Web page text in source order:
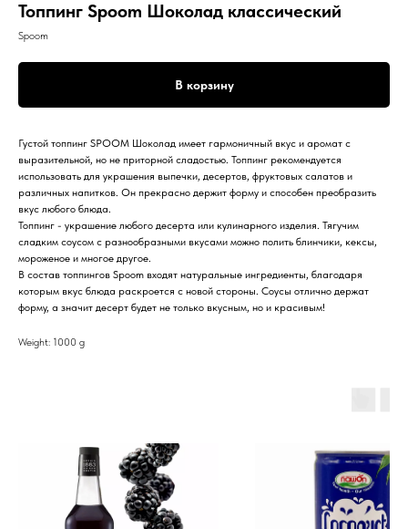
Топпинг Spoom Шоколад классический
Spoom
В корзину
Густой топпинг SPOOM Шоколад имеет гармоничный вкус и аромат с
выразительной, но не приторной сладостью. Топпинг рекомендуется
использовать для украшения выпечки, десертов, фруктовых салатов и
различных напитков. Он прекрасно держит форму и способен преобразить
вкус любого блюда.
Топпинг - украшение любого десерта или кулинарного изделия. Тягучим
сладким соусом с разнообразными вкусами можно полить блинчики, кексы,
мороженое и многое другое.
В состав топпингов Spoom входят натуральные ингредиенты, благодаря
которым вкус блюда раскроется с новой стороны. Соусы отлично держат
форму, а значит десерт будет не только вкусным, но и красивым!
Weight: 1000 g